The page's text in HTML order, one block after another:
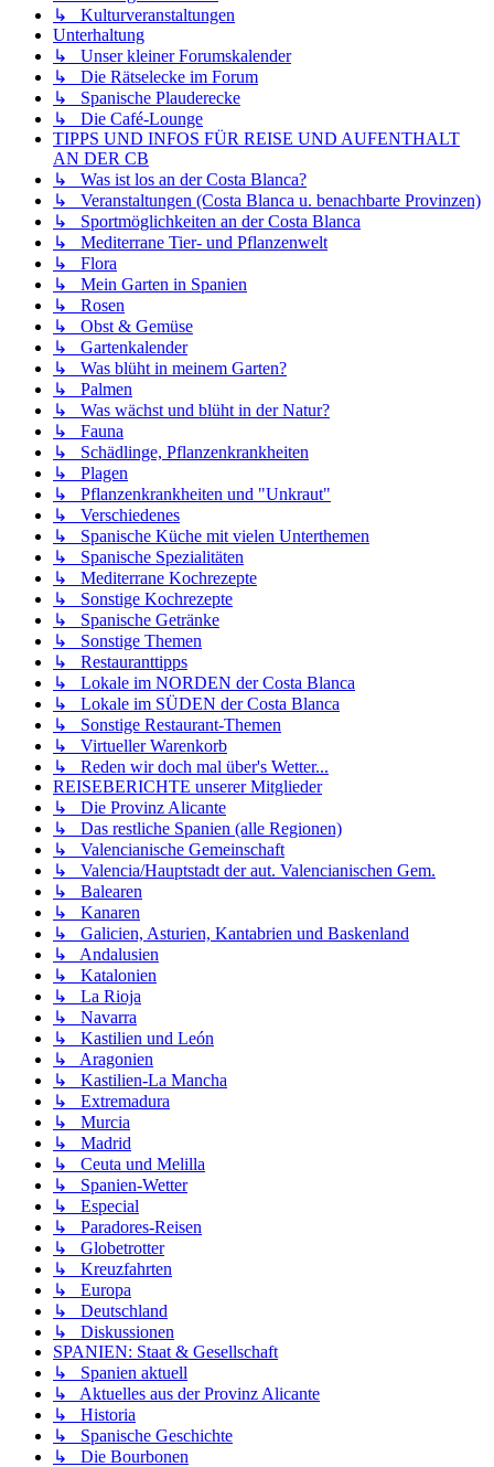
↳ Kulturveranstaltungen
Unterhaltung
↳ Unser kleiner Forumskalender
↳ Die Rätselecke im Forum
↳ Spanische Plauderecke
↳ Die Café-Lounge
TIPPS UND INFOS FÜR REISE UND AUFENTHALT
AN DER CB
↳ Was ist los an der Costa Blanca?
↳ Veranstaltungen (Costa Blanca u. benachbarte Provinzen)
↳ Sportmöglichkeiten an der Costa Blanca
↳ Mediterrane Tier- und Pflanzenwelt
↳ Flora
↳ Mein Garten in Spanien
↳ Rosen
↳ Obst & Gemüse
↳ Gartenkalender
↳ Was blüht in meinem Garten?
↳ Palmen
↳ Was wächst und blüht in der Natur?
↳ Fauna
↳ Schädlinge, Pflanzenkrankheiten
↳ Plagen
↳ Pflanzenkrankheiten und "Unkraut"
↳ Verschiedenes
↳ Spanische Küche mit vielen Unterthemen
↳ Spanische Spezialitäten
↳ Mediterrane Kochrezepte
↳ Sonstige Kochrezepte
↳ Spanische Getränke
↳ Sonstige Themen
↳ Restauranttipps
↳ Lokale im NORDEN der Costa Blanca
↳ Lokale im SÜDEN der Costa Blanca
↳ Sonstige Restaurant-Themen
↳ Virtueller Warenkorb
↳ Reden wir doch mal über's Wetter...
REISEBERICHTE unserer Mitglieder
↳ Die Provinz Alicante
↳ Das restliche Spanien (alle Regionen)
↳ Valencianische Gemeinschaft
↳ Valencia/Hauptstadt der aut. Valencianischen Gem.
↳ Balearen
↳ Kanaren
↳ Galicien, Asturien, Kantabrien und Baskenland
↳ Andalusien
↳ Katalonien
↳ La Rioja
↳ Navarra
↳ Kastilien und León
↳ Aragonien
↳ Kastilien-La Mancha
↳ Extremadura
↳ Murcia
↳ Madrid
↳ Ceuta und Melilla
↳ Spanien-Wetter
↳ Especial
↳ Paradores-Reisen
↳ Globetrotter
↳ Kreuzfahrten
↳ Europa
↳ Deutschland
↳ Diskussionen
SPANIEN: Staat & Gesellschaft
↳ Spanien aktuell
↳ Aktuelles aus der Provinz Alicante
↳ Historia
↳ Spanische Geschichte
↳ Die Bourbonen